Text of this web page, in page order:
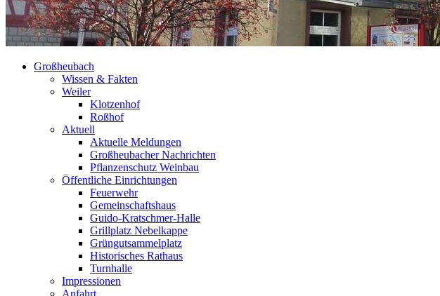
Großheubach
Wissen & Fakten
Weiler
Klotzenhof
Roßhof
Aktuell
Aktuelle Meldungen
Großheubacher Nachrichten
Pflanzenschutz Weinbau
Öffentliche Einrichtungen
Feuerwehr
Gemeinschaftshaus
Guido-Kratschmer-Halle
Grillplatz Nebelkappe
Grüngutsammelplatz
Historisches Rathaus
Turnhalle
Impressionen
Anfahrt